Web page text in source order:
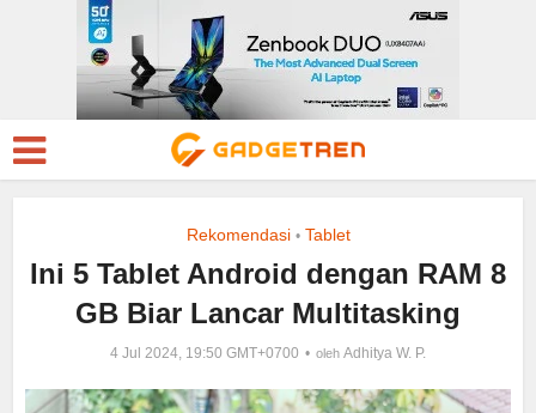
Rekomendasi • Tablet
Ini 5 Tablet Android dengan RAM 8
GB Biar Lancar Multitasking
4 Jul 2024, 19:50 GMT+0700 oleh Adhitya W. P.